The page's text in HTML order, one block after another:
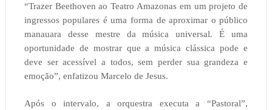
“Trazer Beethoven ao Teatro Amazonas em um projeto de
ingressos populares é uma forma de aproximar o público
manauara desse mestre da música universal. É uma
oportunidade de mostrar que a música clássica pode e
deve ser acessível a todos, sem perder sua grandeza e
emoção”, enfatizou Marcelo de Jesus.
Após o intervalo, a orquestra executa a “Pastoral”,